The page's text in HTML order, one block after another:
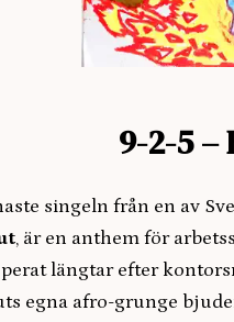
9-2-5 –
singeln från en av
, är en anthem för
längtar efter
egna afro-grunge